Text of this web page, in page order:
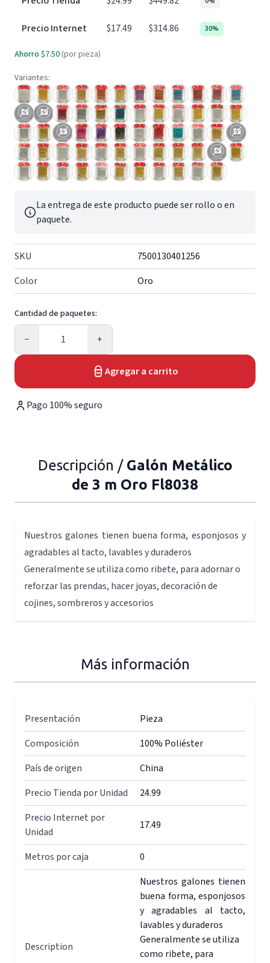
Precio Internet $17.49 $314.86 30%
Ahorro $7.50 (por pieza)
Variantes:
La entrega de este producto puede ser rollo o en
paquete.
SKU
7500130401256
Color
Oro
Cantidad de paquetes:
−
Cantidad
+
Agregar a carrito
Pago 100% seguro
Descripción / Galón Metálico
de 3 m Oro Fl8038
Nuestros galones tienen buena forma, esponjosos y
agradables al tacto, lavables y duraderos
Generalmente se utiliza como ribete, para adornar o
reforzar las prendas, hacer joyas, decoración de
cojines, sombreros y accesorios
Más información
Presentación
Pieza
Composición
100% Poliéster
País de origen
China
Precio Tienda por Unidad
24.99
Precio Internet por
Unidad
17.49
Metros por caja 0
Description
Nuestros galones tienen
buena forma, esponjosos
y agradables al tacto,
lavables y duraderos
Generalmente se utiliza
como ribete, para